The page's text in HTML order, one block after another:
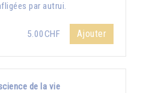
par autrui.
5.00CHF Ajouter
de la vie